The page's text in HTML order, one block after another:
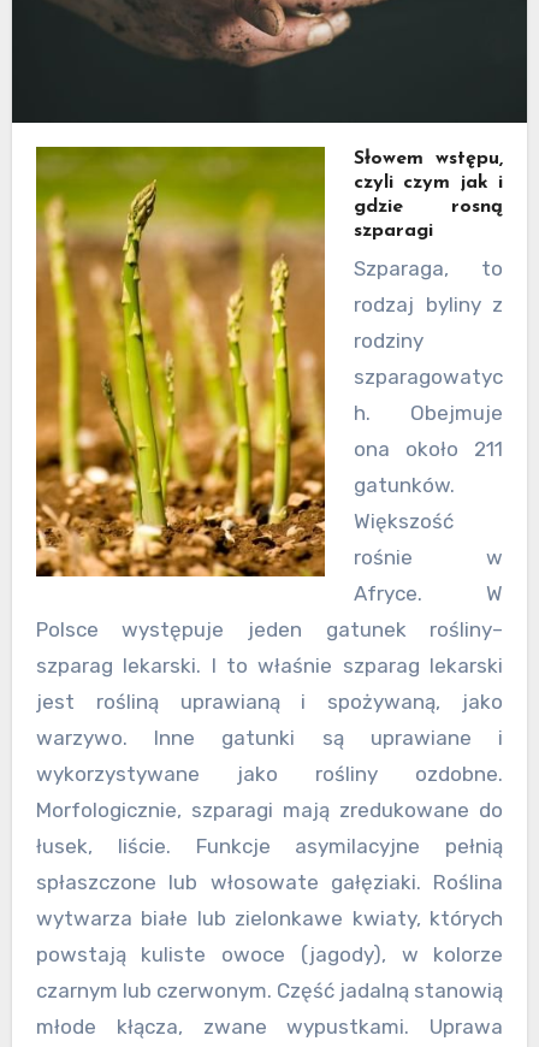
Słowem wstępu,
czyli czym jak i
gdzie rosną
szparagi
Szparaga, to
rodzaj byliny z
rodziny
szparagowatyc
h. Obejmuje
ona około 211
gatunków.
Większość
rośnie w
Afryce. W
Polsce występuje jeden gatunek rośliny–
szparag lekarski. I to właśnie szparag lekarski
jest rośliną uprawianą i spożywaną, jako
warzywo. Inne gatunki są uprawiane i
wykorzystywane jako rośliny ozdobne.
Morfologicznie, szparagi mają zredukowane do
łusek, liście. Funkcje asymilacyjne pełnią
spłaszczone lub włosowate gałęziaki. Roślina
wytwarza białe lub zielonkawe kwiaty, których
powstają kuliste owoce (jagody), w kolorze
czarnym lub czerwonym. Część jadalną stanowią
młode kłącza, zwane wypustkami. Uprawa